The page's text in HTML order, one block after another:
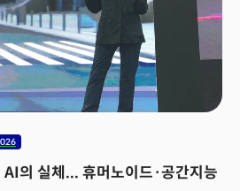
의 실체... 휴머노이드·공간지능